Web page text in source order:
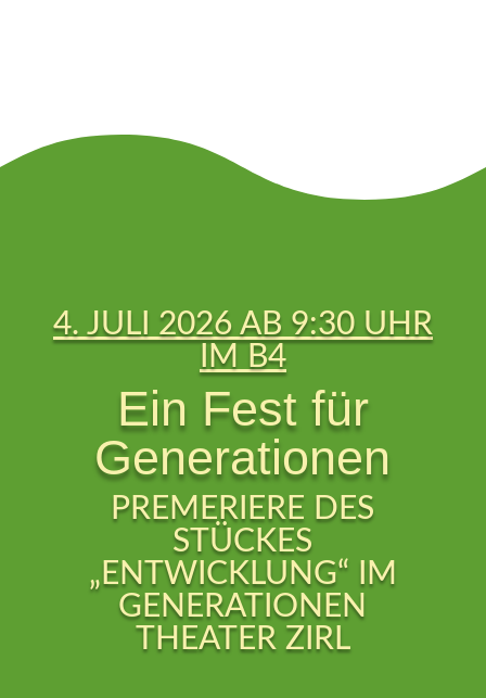
4. JULI 2026 AB 9:30 UHR
IM B4
Ein Fest für
Generationen
PREMERIERE DES
STÜCKES
„ENTWICKLUNG“ IM
GENERATIONEN
THEATER ZIRL